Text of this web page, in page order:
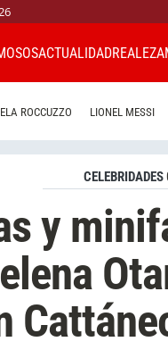
ACTUALIDADREALEZA
ROCCUZZO LIONEL MESSI
CELEBRIDADES
y